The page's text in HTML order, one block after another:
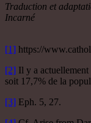
Traduction et
Incarné
[1] https://
[2] Il y a
soit 17,7% de la
[3] Eph. 5, 27.